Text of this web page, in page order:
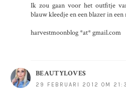
Ik zou gaan voor het outfitje
blauw kleedje en een blazer in
harvestmoonblog *at* gmail.com
BEAUTYLOVES
29 FEBRUARI 2012 OM